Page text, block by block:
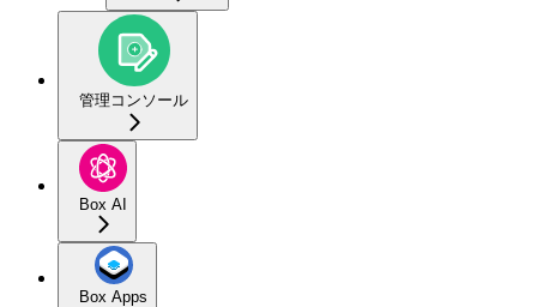
管理コンソール
Box AI
Box Apps